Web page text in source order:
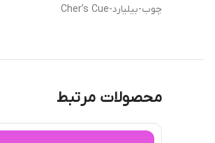
چوب-بیلیارد-Cher’s Cue
محصولات مرتبط